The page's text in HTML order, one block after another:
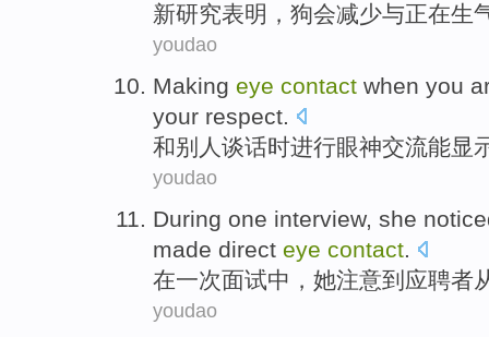
新研究表明 ， 狗会减少与正在生
youdao
Making eye contact when you
your respect.
和别人谈话时进行眼神交流能显
youdao
During one interview, she
made direct eye contact.
在一次面试中 ， 她注意到 应聘者
youdao